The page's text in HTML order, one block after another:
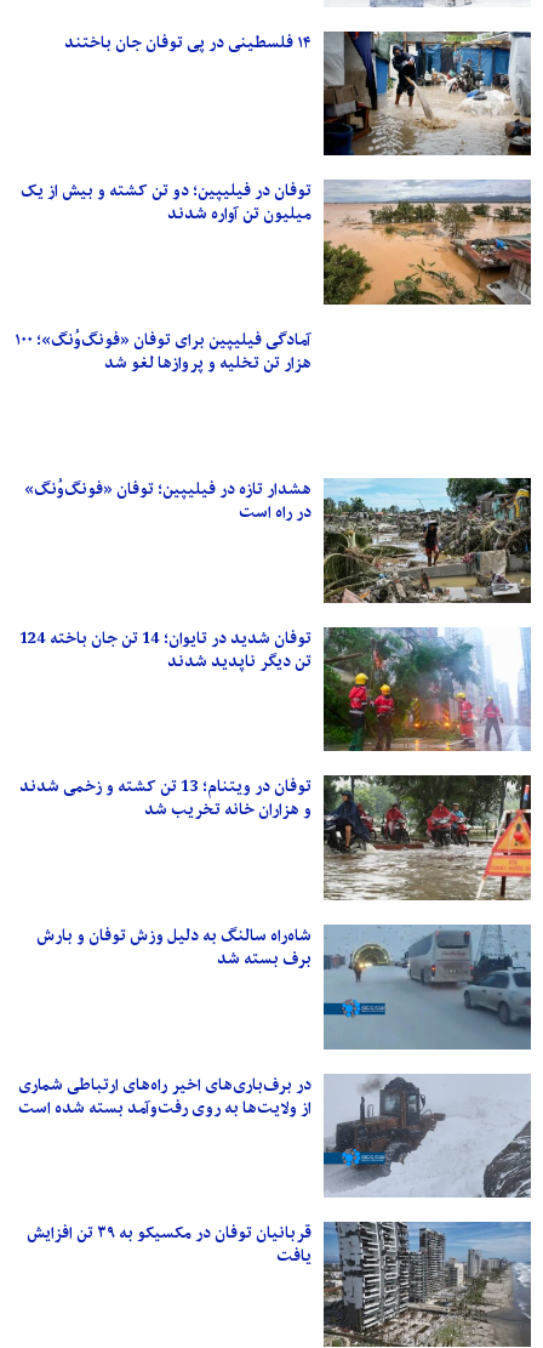
۱۴ فلسطینی در پی توفان جان باختند
توفان در فیلیپین؛ دو تن کشته و بیش از یک
میلیون تن آواره شدند
آمادگی فیلیپین برای توفان «فونگ‌وُنگ»؛ ۱۰۰
هزار تن تخلیه و پروازها لغو شد
هشدار تازه در فیلیپین؛ توفان «فونگ‌وُنگ»
در راه است
توفان شدید در تایوان؛ 14 تن جان باخته 124
تن دیگر ناپدید شدند
توفان در ویتنام؛ 13 تن کشته و زخمی شدند
و هزاران خانه تخریب شد
شاه‌راه سالنگ به دلیل وزش توفان و بارش
برف بسته شد
در برف‌باری‌‌های اخیر راه‌های ارتباطی شماری
از ولایت‌ها به روی رفت‌‎وآمد بسته شده است
قربانیان توفان در مکسیکو به ۳۹ تن افزایش
یافت